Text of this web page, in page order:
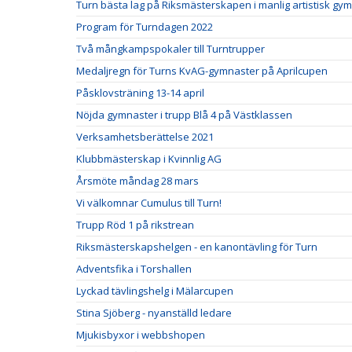
Turn bästa lag på Riksmästerskapen i manlig artistisk
Program för Turndagen 2022
Två mångkampspokaler till Turntrupper
Medaljregn för Turns KvAG-gymnaster på Aprilcupen
Påsklovsträning 13-14 april
Nöjda gymnaster i trupp Blå 4 på Västklassen
Verksamhetsberättelse 2021
Klubbmästerskap i Kvinnlig AG
Årsmöte måndag 28 mars
Vi välkomnar Cumulus till Turn!
Trupp Röd 1 på rikstrean
Riksmästerskapshelgen - en kanontävling för Turn
Adventsfika i Torshallen
Lyckad tävlingshelg i Mälarcupen
Stina Sjöberg - nyanställd ledare
Mjukisbyxor i webbshopen